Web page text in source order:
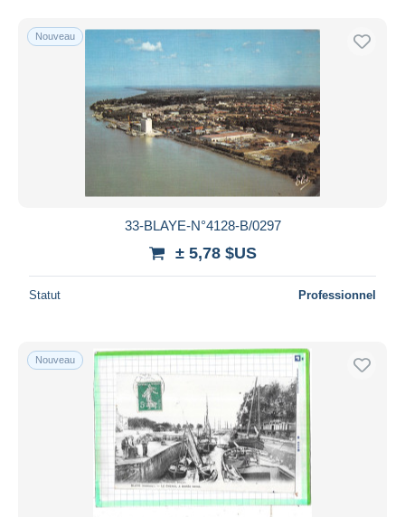
Appliquer
Nouveau
33-BLAYE-N°4128-B/0297
± 5,78 $US
Statut Professionnel
Nouveau